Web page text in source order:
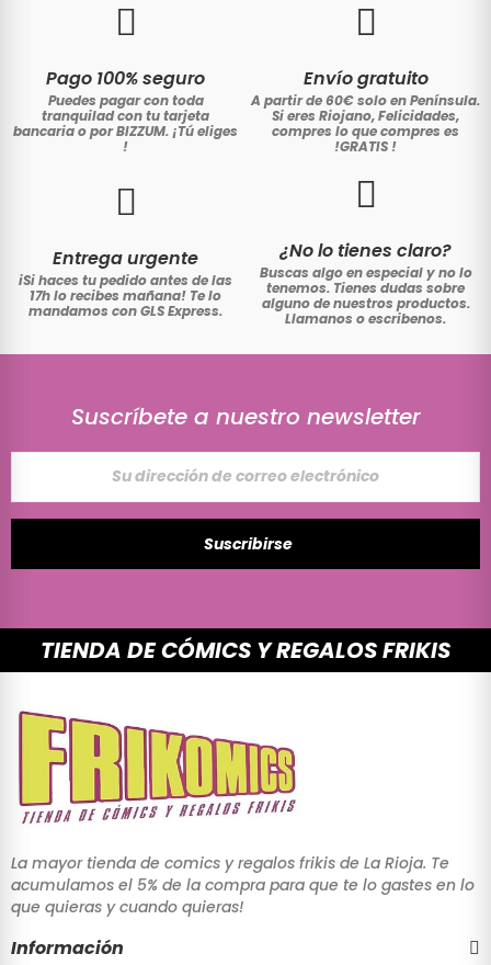
Pago 100% seguro
Puedes pagar con toda
tranquilad con tu tarjeta
bancaria o por BIZZUM. ¡Tú eliges
!
Envío gratuito
A partir de 60€ solo en Península.
Si eres Riojano, Felicidades,
compres lo que compres es
!GRATIS !
Entrega urgente
iSi haces tu pedido antes de las
17h lo recibes mañana! Te lo
mandamos con GLS Express.
¿No lo tienes claro?
Buscas algo en especial y no lo
tenemos. Tienes dudas sobre
alguno de nuestros productos.
Llamanos o escribenos.
Suscríbete a nuestro newsletter
Suscribirse
TIENDA DE CÓMICS Y REGALOS FRIKIS
La mayor tienda de comics y regalos frikis de La Rioja. Te
acumulamos el 5% de la compra para que te lo gastes en lo
que quieras y cuando quieras!
Información